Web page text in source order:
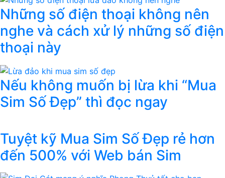
Những số điện thoại không nên
nghe và cách xử lý những số điện
thoại này
Nếu không muốn bị lừa khi “Mua
Sim Số Đẹp” thì đọc ngay
Tuyệt kỹ Mua Sim Số Đẹp rẻ hơn
đến 500% với Web bán Sim